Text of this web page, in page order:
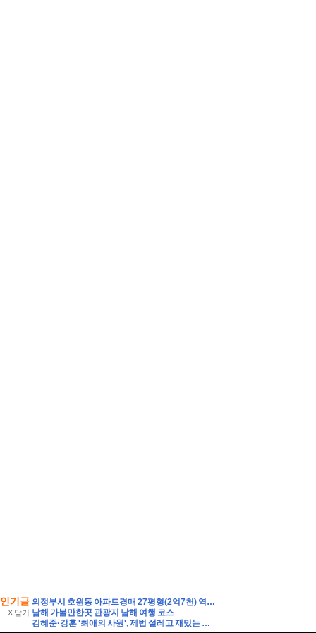
인기글
X 닫기
의정부시 호원동 아파트경매 27평형(2억7천) 역세권 회룡역인근 호원우성3차 20층 유찰1회 의정부호원우성3차아파트 부동산경매 매매
남해 가볼만한곳 관광지 남해 여행 코스
김혜준·강훈 '최애의 사원', 제법 설레고 재밌는 덕질 로맨스